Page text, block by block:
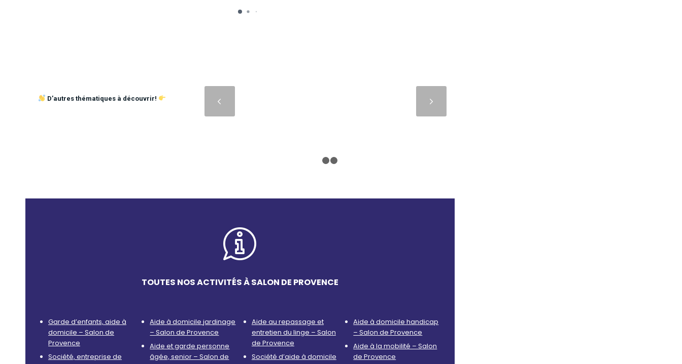
D’autres thématiques à découvrir!
Précédent
TOUTES NOS ACTIVITÉS À SALON DE PROVENCE
Garde d’enfants, aide à
domicile – Salon de
Provence
Société, entreprise de
Aide à domicile jardinage
– Salon de Provence
Aide et garde personne
âgée, senior – Salon de
Aide au repassage et
entretien du linge – Salon
de Provence
Société d’aide à domicile
Aide à domicile handicap
– Salon de Provence
Aide à la mobilité – Salon
de Provence